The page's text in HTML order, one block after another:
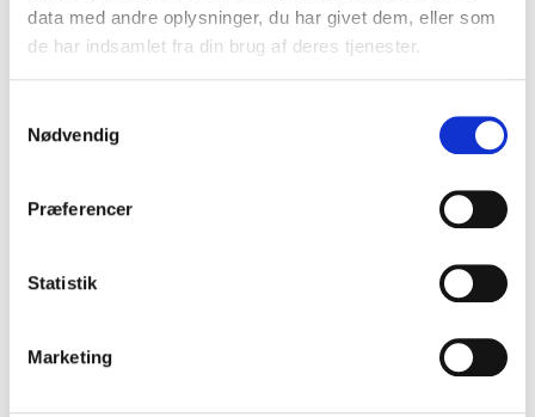
data med andre oplysninger, du har givet dem, eller som
de har indsamlet fra din brug af deres tjenester.
Nødvendig
Præferencer
Statistik
Marketing
Husqvarna
(inkl. moms)